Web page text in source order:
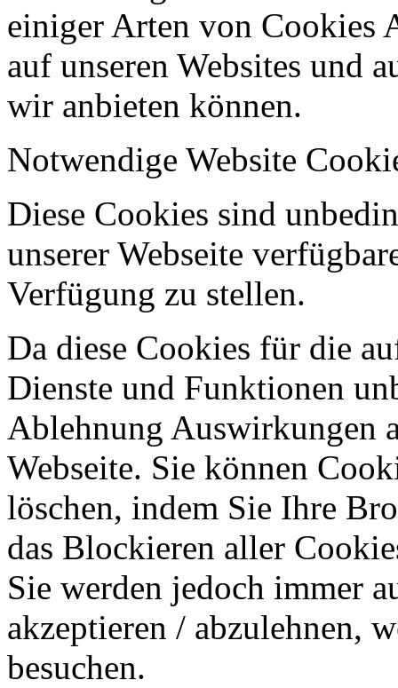
einiger Arten von Cookies
auf unseren Websites und
wir anbieten können.
Notwendige Website
Diese Cookies sind
unserer Webseite
Verfügung zu stellen.
Da diese Cookies für die
Dienste und Funktionen
Ablehnung Auswirkungen
Webseite. Sie können
löschen, indem Sie Ihre
das Blockieren aller
Sie werden jedoch immer
akzeptieren / abzulehnen,
besuchen.